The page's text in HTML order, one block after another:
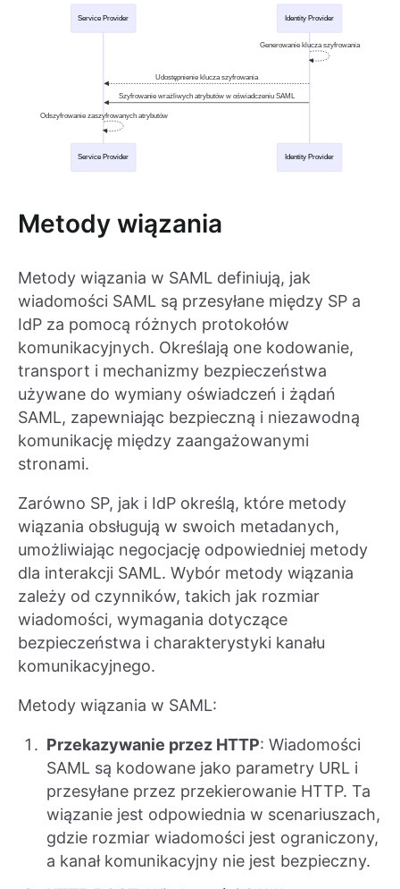
Metody wiązania
Metody wiązania w SAML definiują, jak
wiadomości SAML są przesyłane między SP a
IdP za pomocą różnych protokołów
komunikacyjnych. Określają one kodowanie,
transport i mechanizmy bezpieczeństwa
używane do wymiany oświadczeń i żądań
SAML, zapewniając bezpieczną i niezawodną
komunikację między zaangażowanymi
stronami.
Zarówno SP, jak i IdP określą, które metody
wiązania obsługują w swoich metadanych,
umożliwiając negocjację odpowiedniej metody
dla interakcji SAML. Wybór metody wiązania
zależy od czynników, takich jak rozmiar
wiadomości, wymagania dotyczące
bezpieczeństwa i charakterystyki kanału
komunikacyjnego.
Metody wiązania w SAML:
Przekazywanie przez HTTP: Wiadomości
SAML są kodowane jako parametry URL i
przesyłane przez przekierowanie HTTP. Ta
wiązanie jest odpowiednia w scenariuszach,
gdzie rozmiar wiadomości jest ograniczony,
a kanał komunikacyjny nie jest bezpieczny.